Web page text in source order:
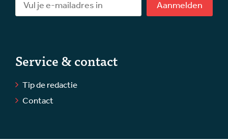
Aanmelden
Service & contact
Tip de redactie
Contact